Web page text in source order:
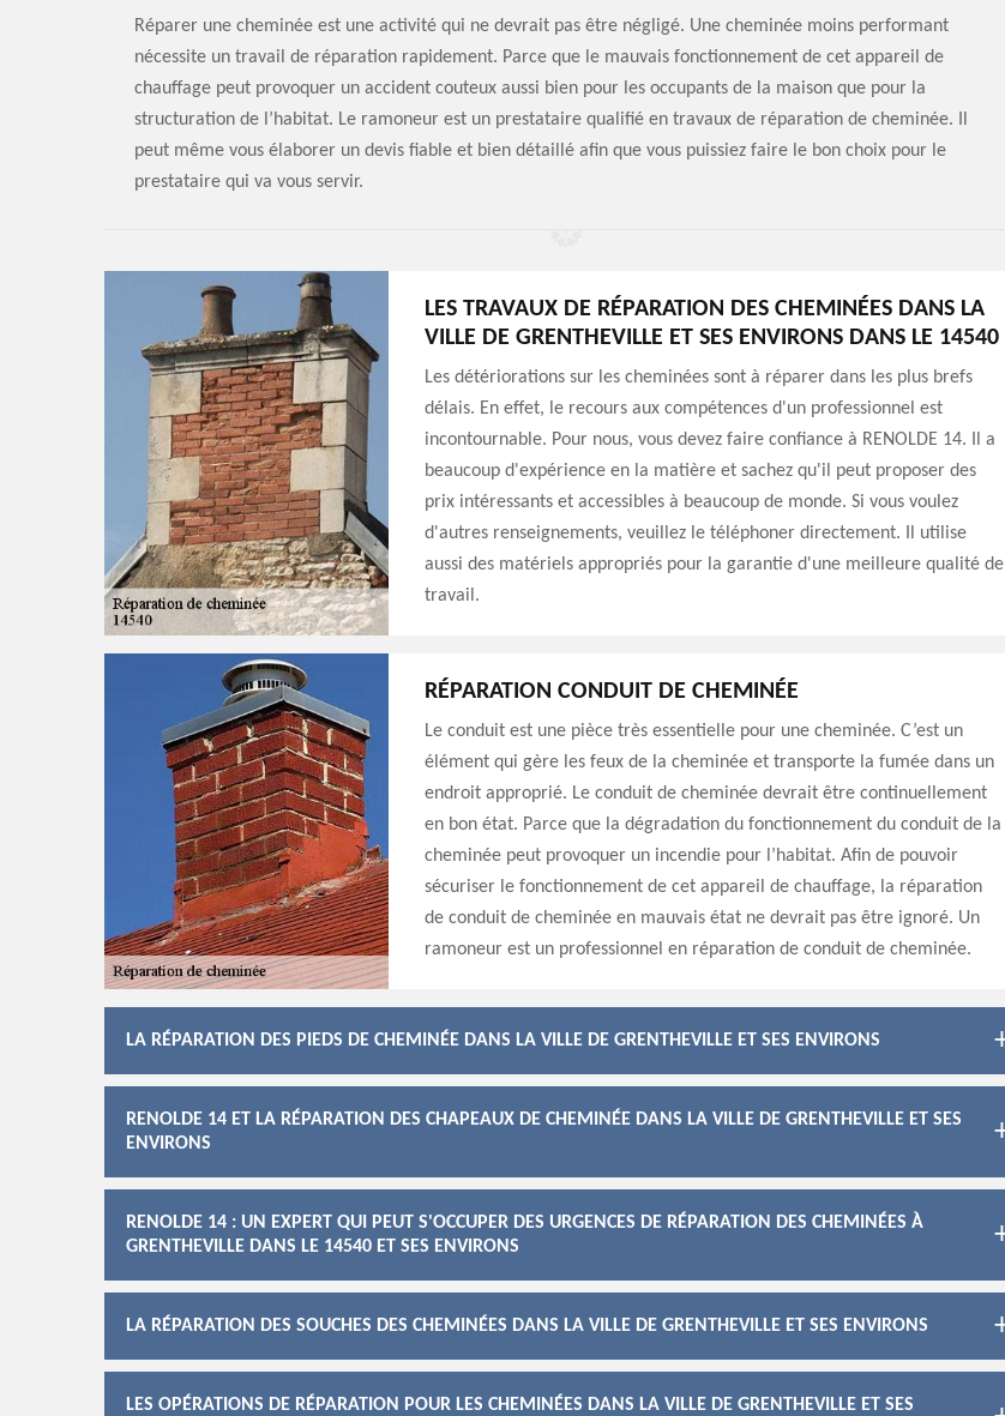
Réparer une cheminée est une activité qui ne devrait pas être négligé. Une cheminée moins performant
nécessite un travail de réparation rapidement. Parce que le mauvais fonctionnement de cet appareil de
chauffage peut provoquer un accident couteux aussi bien pour les occupants de la maison que pour la
structuration de l’habitat. Le ramoneur est un prestataire qualifié en travaux de réparation de cheminée. Il
peut même vous élaborer un devis fiable et bien détaillé afin que vous puissiez faire le bon choix pour le
prestataire qui va vous servir.
LES TRAVAUX DE RÉPARATION DES CHEMINÉES DANS LA
VILLE DE GRENTHEVILLE ET SES ENVIRONS DANS LE 14540
Les détériorations sur les cheminées sont à réparer dans les plus brefs
délais. En effet, le recours aux compétences d'un professionnel est
incontournable. Pour nous, vous devez faire confiance à RENOLDE 14. Il a
beaucoup d'expérience en la matière et sachez qu'il peut proposer des
prix intéressants et accessibles à beaucoup de monde. Si vous voulez
d'autres renseignements, veuillez le téléphoner directement. Il utilise
aussi des matériels appropriés pour la garantie d'une meilleure qualité de
travail.
RÉPARATION CONDUIT DE CHEMINÉE
Le conduit est une pièce très essentielle pour une cheminée. C’est un
élément qui gère les feux de la cheminée et transporte la fumée dans un
endroit approprié. Le conduit de cheminée devrait être continuellement
en bon état. Parce que la dégradation du fonctionnement du conduit de la
cheminée peut provoquer un incendie pour l’habitat. Afin de pouvoir
sécuriser le fonctionnement de cet appareil de chauffage, la réparation
de conduit de cheminée en mauvais état ne devrait pas être ignoré. Un
ramoneur est un professionnel en réparation de conduit de cheminée.
LA RÉPARATION DES PIEDS DE CHEMINÉE DANS LA VILLE DE GRENTHEVILLE ET SES ENVIRONS
RENOLDE 14 ET LA RÉPARATION DES CHAPEAUX DE CHEMINÉE DANS LA VILLE DE GRENTHEVILLE ET SES
ENVIRONS
RENOLDE 14 : UN EXPERT QUI PEUT S'OCCUPER DES URGENCES DE RÉPARATION DES CHEMINÉES À
GRENTHEVILLE DANS LE 14540 ET SES ENVIRONS
LA RÉPARATION DES SOUCHES DES CHEMINÉES DANS LA VILLE DE GRENTHEVILLE ET SES ENVIRONS
LES OPÉRATIONS DE RÉPARATION POUR LES CHEMINÉES DANS LA VILLE DE GRENTHEVILLE ET SES